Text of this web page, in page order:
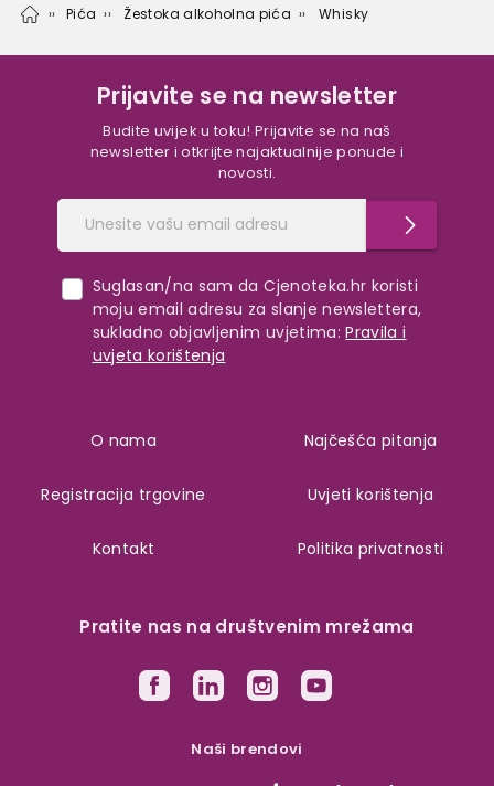
Pića Žestoka alkoholna pića Whisky
Prijavite se na newsletter
Budite uvijek u toku! Prijavite se na naš
newsletter i otkrijte najaktualnije ponude i
novosti.
Suglasan/na sam da Cjenoteka.hr koristi
moju email adresu za slanje newslettera,
sukladno objavljenim uvjetima: Pravila i
uvjeta korištenja
Pratite nas na društvenim mrežama
Naši brendovi
O nama
Registracija trgovine
Kontakt
Najčešća pitanja
Uvjeti korištenja
Politika privatnosti